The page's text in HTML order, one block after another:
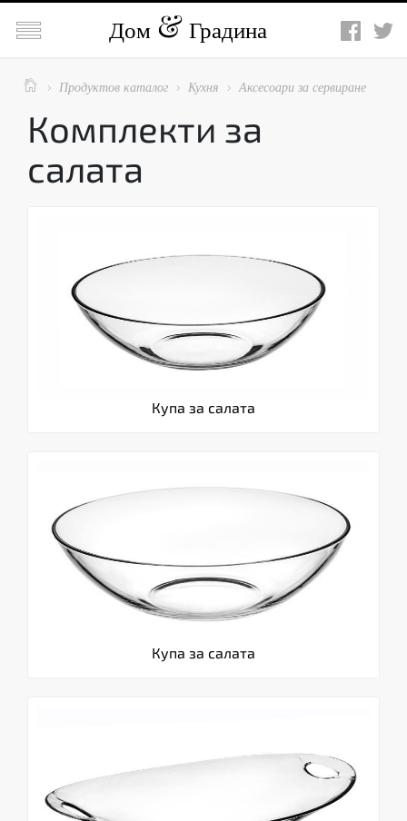
 Дом Градина
  Продуктов каталог  Кухня  Аксесоари за сервиране
Комплекти за
салата
Купа за салата
Купа за салата